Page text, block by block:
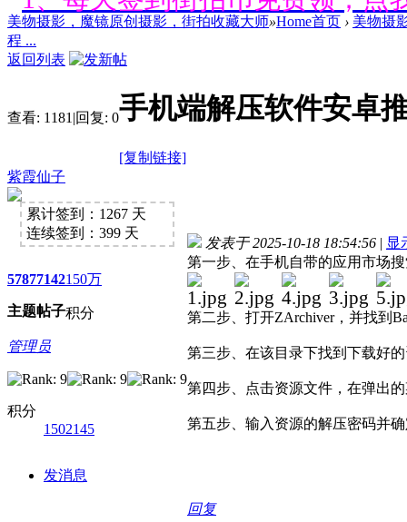
好消息限时66元升级VIP！赠
1、每天签到街拍币免费领；点
好消息限时66元升级VIP！赠
1、每天签到街拍币免费领；点
好消息限时66元升级VIP！赠
1、每天签到街拍币免费领；点
好消息限时66元升级VIP！赠
1、每天签到街拍币免费领；点
好消息限时66元升级VIP！赠
1、每天签到街拍币免费领；点
美物摄影，魔镜原创摄影，街拍收藏大师»Home首页 › 美物摄
程 ...
返回列表
查看: 1181 |回复: 0手机端解压软件安卓
[复制链接]
紫霞仙子
累计签到：1267 天
连续签到：399 天
5787
主题
7142
帖子
150万
积分
管理员
积分
1502145
发消息
发表于 2025-10-18 18:54:56 | 显
第一步、在手机自带的应用市场
第二步、打开ZArchiver，并找到
第三步、在该目录下找到下载好
第四步、点击资源文件，在弹出
第五步、输入资源的解压密码并
回复